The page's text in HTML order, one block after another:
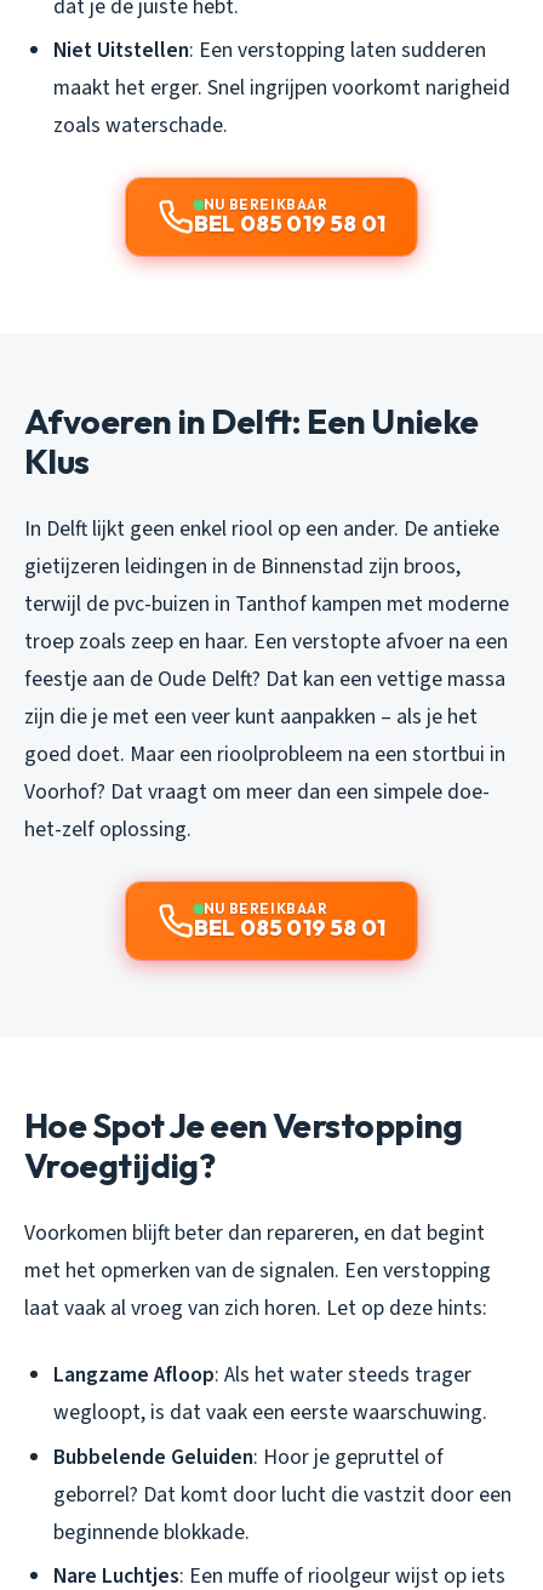
dat je de juiste hebt.
Niet Uitstellen: Een verstopping laten sudderen
maakt het erger. Snel ingrijpen voorkomt narigheid
zoals waterschade.
NU BEREIKBAAR
BEL 085 019 58 01
Afvoeren in Delft: Een Unieke
Klus
In Delft lijkt geen enkel riool op een ander. De antieke
gietijzeren leidingen in de Binnenstad zijn broos,
terwijl de pvc-buizen in Tanthof kampen met moderne
troep zoals zeep en haar. Een verstopte afvoer na een
feestje aan de Oude Delft? Dat kan een vettige massa
zijn die je met een veer kunt aanpakken – als je het
goed doet. Maar een rioolprobleem na een stortbui in
Voorhof? Dat vraagt om meer dan een simpele doe-
het-zelf oplossing.
NU BEREIKBAAR
BEL 085 019 58 01
Hoe Spot Je een Verstopping
Vroegtijdig?
Voorkomen blijft beter dan repareren, en dat begint
met het opmerken van de signalen. Een verstopping
laat vaak al vroeg van zich horen. Let op deze hints:
Langzame Afloop: Als het water steeds trager
wegloopt, is dat vaak een eerste waarschuwing.
Bubbelende Geluiden: Hoor je gepruttel of
geborrel? Dat komt door lucht die vastzit door een
beginnende blokkade.
Nare Luchtjes: Een muffe of rioolgeur wijst op iets